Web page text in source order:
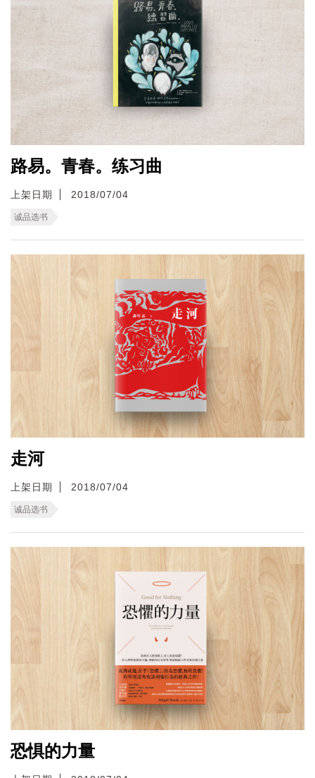
路易。青春。练习曲
上架日期 2018/07/04
诚品选书
走河
上架日期 2018/07/04
诚品选书
恐惧的力量